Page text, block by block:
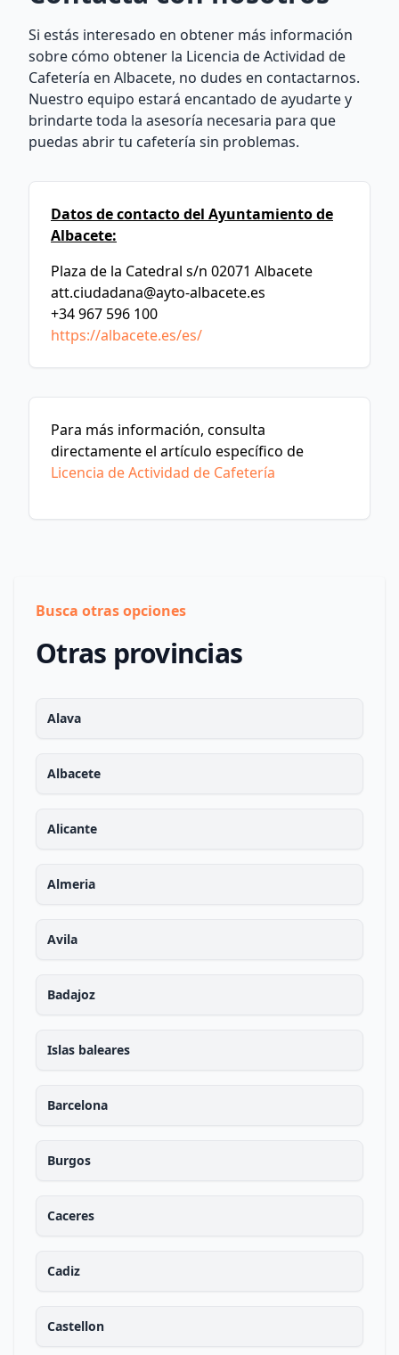
Si estás interesado en obtener más información
sobre cómo obtener la Licencia de Actividad de
Cafetería en Albacete, no dudes en contactarnos.
Nuestro equipo estará encantado de ayudarte y
brindarte toda la asesoría necesaria para que
puedas abrir tu cafetería sin problemas.
Datos de contacto del Ayuntamiento de
Albacete:
Plaza de la Catedral s/n 02071 Albacete
att.ciudadana@ayto-albacete.es
+34 967 596 100
https://albacete.es/es/
Para más información, consulta
directamente el artículo específico de
Licencia de Actividad de Cafetería
Busca otras opciones
Otras provincias
Alava
Albacete
Alicante
Almeria
Avila
Badajoz
Islas baleares
Barcelona
Burgos
Caceres
Cadiz
Castellon